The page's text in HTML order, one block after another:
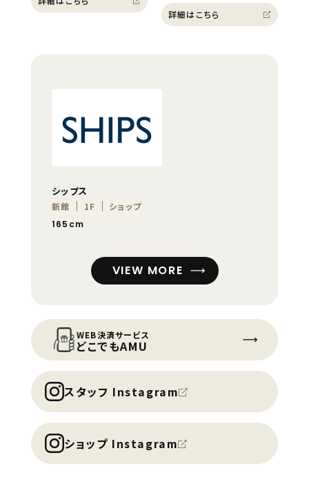
詳細はこちら
シップス
新館 1F
ショップ
165cm
VIEW MORE
WEB決済サービス
どこでもAMU
スタッフ Instagram
ショップ Instagram